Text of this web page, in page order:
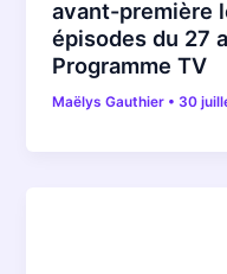
avant-première
épisodes du 27
Programme TV
Maëlys Gauthier • 30